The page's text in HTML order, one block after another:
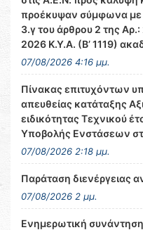
προέκυψαν σύμφωνα με
3.γ του άρθρου 2 της
2026 Κ.Υ.Α. (Β’ 1119)
07/08/2026 4:16 μμ.
Πίνακας επιτυχόντων
απευθείας κατάταξης
ειδικότητας Τεχνικού
Υποβολής Ενστάσεων
07/08/2026 2:18 μμ.
Παράταση διενέργειας
07/08/2026 2 μμ.
Ενημερωτική συνάντηση